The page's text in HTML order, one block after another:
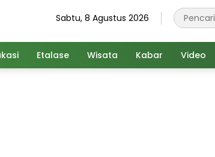
Sabtu, 8 Agustus 2026
Etalase Wisata Kabar Video